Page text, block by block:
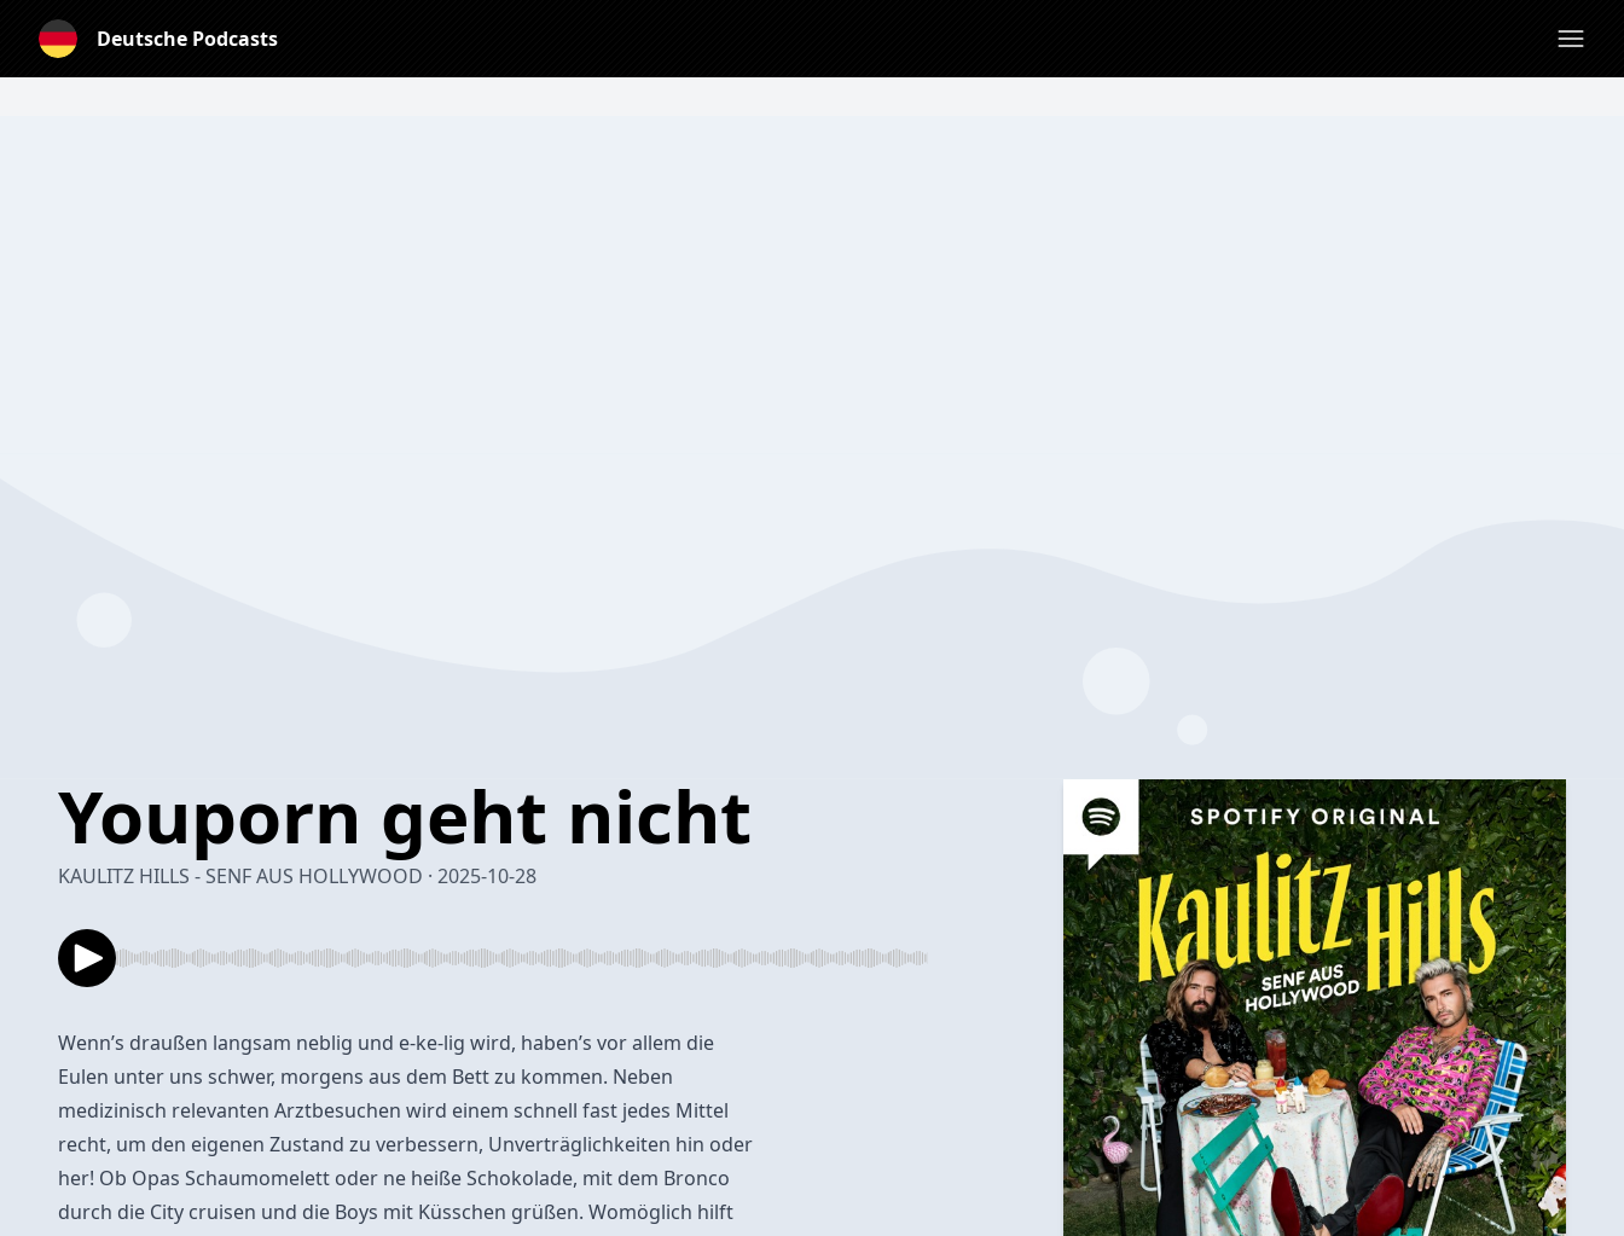
Deutsche Podcasts
Youporn geht nicht
KAULITZ HILLS - SENF AUS HOLLYWOOD · 2025-10-28
Wenn’s draußen langsam neblig und e-ke-lig wird, haben’s vor allem die
Eulen unter uns schwer, morgens aus dem Bett zu kommen. Neben
medizinisch relevanten Arztbesuchen wird einem schnell fast jedes Mittel
recht, um den eigenen Zustand zu verbessern, Unverträglichkeiten hin oder
her! Ob Opas Schaumomelett oder ne heiße Schokolade, mit dem Bronco
durch die City cruisen und die Boys mit Küsschen grüßen. Womöglich hilft